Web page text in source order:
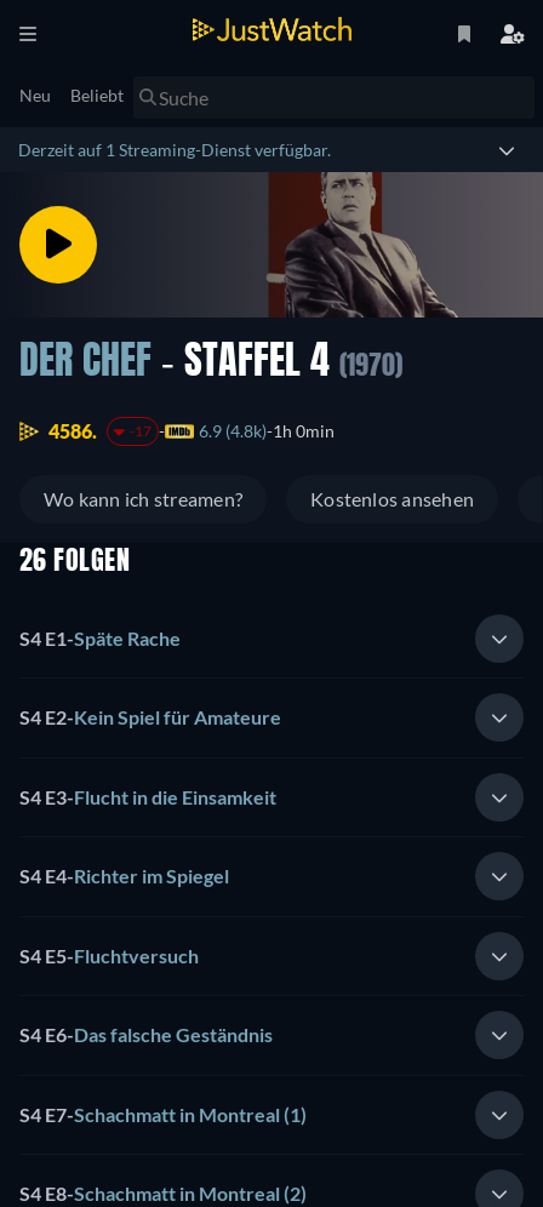
Neu Beliebt
Derzeit auf 1 Streaming-Dienst verfügbar.
DER CHEF - STAFFEL 4 (1970)
4586. -17 6.9 (4.8k) 1h 0min
Wo kann ich streamen? Kostenlos ansehen
26 FOLGEN
S4 E1-Späte Rache
S4 E2-Kein Spiel für Amateure
S4 E3-Flucht in die Einsamkeit
S4 E4-Richter im Spiegel
S4 E5-Fluchtversuch
S4 E6-Das falsche Geständnis
S4 E7-Schachmatt in Montreal (1)
S4 E8-Schachmatt in Montreal (2)